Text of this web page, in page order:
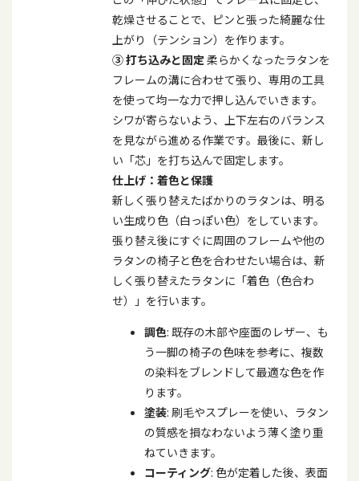
乾燥させることで、ピンと張った綺麗な仕
上がり（テンション）を作ります。
③打ち込みと固定柔らかくなったラタンを
フレームの溝に合わせて張り、専用の工具
を使って均一な力で押し込んでいきます。
シワが寄らないよう、上下左右のバランス
を見ながら進める作業です。最後に、新し
い「芯」を打ち込んで固定します。
仕上げ：着色と保護
新しく張り替えたばかりのラタンは、明る
い生成り色（白っぽい色）をしています。
張り替え後にすぐに周囲のフレームや他の
ラタンの椅子と色を合わせたい場合は、新
しく張り替えたラタンに「着色（色合わ
せ）」を行います。
調色: 既存の木部や座面のレザー、も
う一脚の椅子の色味を参考に、複数
の染料をブレンドして最適な色を作
ります。
塗装: 刷毛やスプレーを使い、ラタン
の質感を損なわないよう薄く塗り重
ねていきます。
コーティング: 色が定着した後、表面